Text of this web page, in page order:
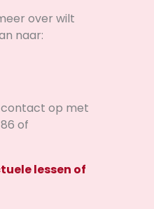
over wilt
naar:
contact op met
of
lessen of